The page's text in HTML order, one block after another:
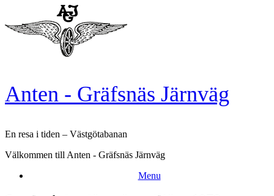
content
Anten - Gräfsnäs Järnväg
En resa i tiden – Västgötabanan
Välkommen till Anten - Gräfsnäs Järnväg
Menu